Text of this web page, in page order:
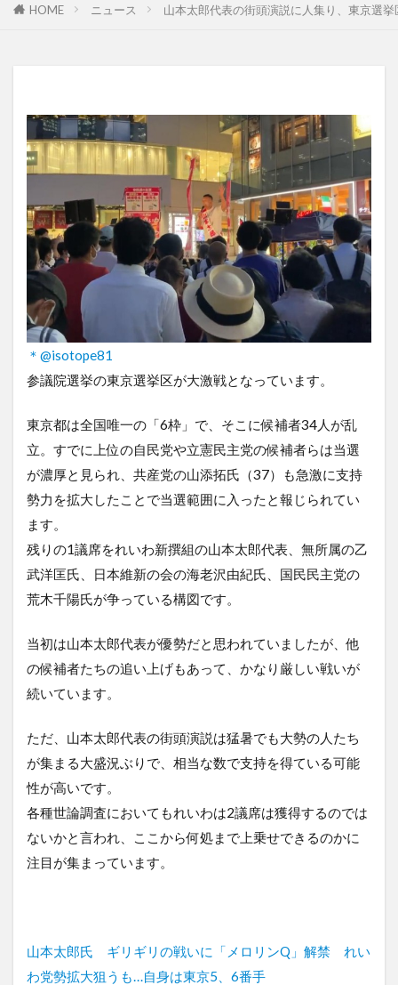
HOME ニュース 山本太郎代表の街頭演説に人集り、東京選
＊@isotope81
参議院選挙の東京選挙区が大激戦となっています。
東京都は全国唯一の「6枠」で、そこに候補者34人が乱
立。すでに上位の自民党や立憲民主党の候補者らは当選
が濃厚と見られ、共産党の山添拓氏（37）も急激に支持
勢力を拡大したことで当選範囲に入ったと報じられてい
ます。
残りの1議席をれいわ新撰組の山本太郎代表、無所属の乙
武洋匡氏、日本維新の会の海老沢由紀氏、国民民主党の
荒木千陽氏が争っている構図です。
当初は山本太郎代表が優勢だと思われていましたが、他
の候補者たちの追い上げもあって、かなり厳しい戦いが
続いています。
ただ、山本太郎代表の街頭演説は猛暑でも大勢の人たち
が集まる大盛況ぶりで、相当な数で支持を得ている可能
性が高いです。
各種世論調査においてもれいわは2議席は獲得するのでは
ないかと言われ、ここから何処まで上乗せできるのかに
注目が集まっています。
山本太郎氏 ギリギリの戦いに「メロリンQ」解禁 れい
わ党勢拡大狙うも…自身は東京5、6番手